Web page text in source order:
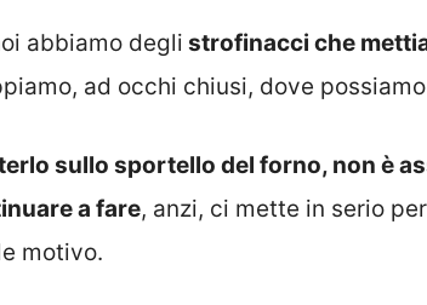
abbiamo degli strofinacci che
ad occhi chiusi, dove
sullo sportello del forno, non è
a fare, anzi, ci mette in serio
motivo.